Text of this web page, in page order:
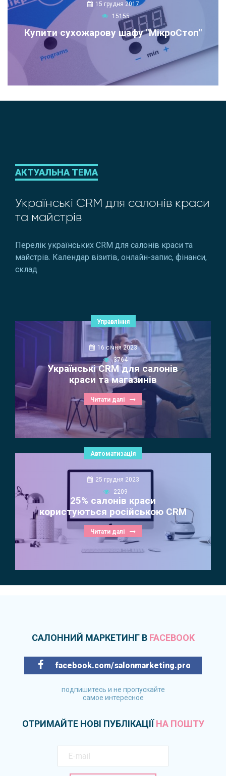
15 грудня 2017
15155
Купити сухожарову шафу "МікроСтоп"
АКТУАЛЬНА ТЕМА
Українські CRM для салонів краси
та майстрів
Перелік українських CRM для салонів краси та
майстрів. Календар візитів, онлайн-запис, фінанси,
склад
Управління
16 січня 2023
3764
Українські CRM для салонів
краси та магазинів
Читати далі
Автоматизація
25 грудня 2023
2209
25% салонів краси
користуються російською CRM
Читати далі
САЛОННИЙ МАРКЕТИНГ В FACEBOOK
facebook.com/salonmarketing.pro
подпишитесь и не пропускайте
самое интересное
ОТРИМАЙТЕ НОВІ ПУБЛІКАЦІЇНА ПОШТУ